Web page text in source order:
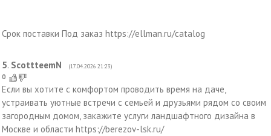
Срок поставки Под заказ https://ellman.ru/catalog
5. ScottteemN (17.04.2026 21:23)
0
Если вы хотите с комфортом проводить время на даче,
устраивать уютные встречи с семьей и друзьями рядом со своим
загородным домом, закажите услуги ландшафтного дизайна в
Москве и области https://berezov-lsk.ru/